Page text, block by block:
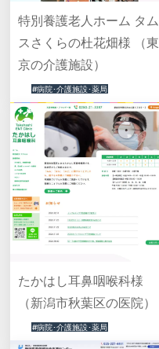
特別養護老人ホーム タム
スさくらの杜花畑様 （東
京の介護施設）
#病院･介護施設･薬局
たかはし耳鼻咽喉科様
（新潟市秋葉区の医院）
#病院･介護施設･薬局